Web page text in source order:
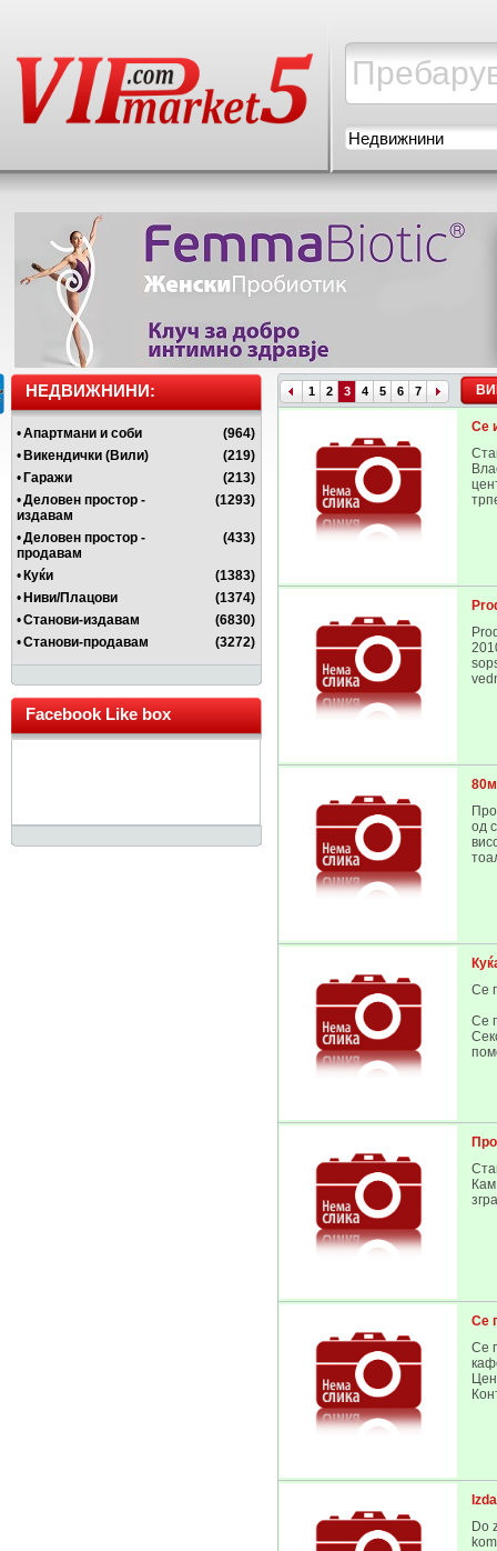
Недвижнини
НЕДВИЖНИНИ:
•Апартмани и соби
(964)
• Викендички (Вили)
(219)
• Гаражи
(213)
•Деловен простор -
издавам
(1293)
•Деловен простор -
продавам
(433)
• Куќи
(1383)
• Ниви/Плацови
(1374)
•Станови-издавам
(6830)
•Станови-продавам (3272)
Facebook Like box
1 2 3 4 5 6 7
Се
од
Се
Се
Се
Се
Do